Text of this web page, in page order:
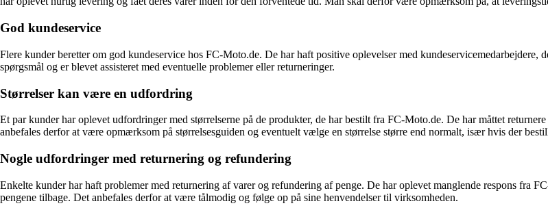
God kundeservice
Flere kunder beretter om god kundeservice hos FC-Moto.de. De har haft positive oplevelser med
spørgsmål og er blevet assisteret med eventuelle problemer eller returneringer.
Størrelser kan være en udfordring
Et par kunder har oplevet udfordringer med størrelserne på de produkter, de har bestilt fra FC-Moto.de. De har måttet
anbefales derfor at være opmærksom på størrelsesguiden og eventuelt vælge en størrelse større end normalt, især hvis der
Nogle udfordringer med returnering og refundering
Enkelte kunder har haft problemer med returnering af varer og refundering af penge. De har oplevet manglende respons fra
pengene tilbage. Det anbefales derfor at være tålmodig og følge op på sine henvendelser til virksomheden.